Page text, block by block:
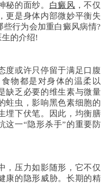
秘的面纱。 白癜风 ，不仅
更是身体内部微妙平衡失
行为会加重白癜风病情?
生的介绍!
或许只停留于满足口腹
物都是对身体的温柔以
缺乏必要的维生素与微量
蛀虫，影响黑色素细胞的
埋下伏笔。因此，均衡膳
这一“隐形杀手”的重要防
压力如影随形，它不仅
康的隐形威胁。长期的精